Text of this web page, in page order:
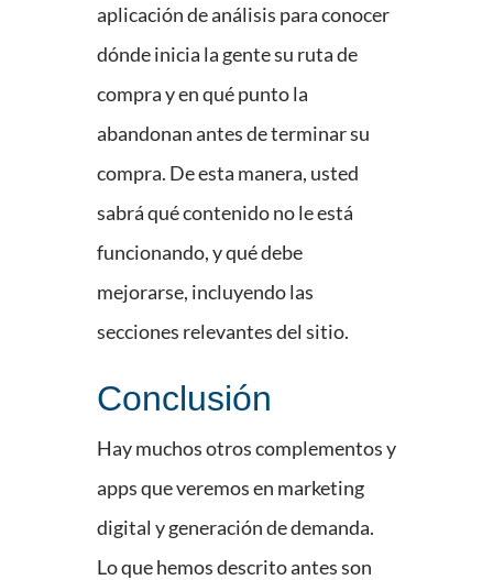
aplicación de análisis para conocer
dónde inicia la gente su ruta de
compra y en qué punto la
abandonan antes de terminar su
compra. De esta manera, usted
sabrá qué contenido no le está
funcionando, y qué debe
mejorarse, incluyendo las
secciones relevantes del sitio.
Conclusión
Hay muchos otros complementos y
apps que veremos en marketing
digital y generación de demanda.
Lo que hemos descrito antes son